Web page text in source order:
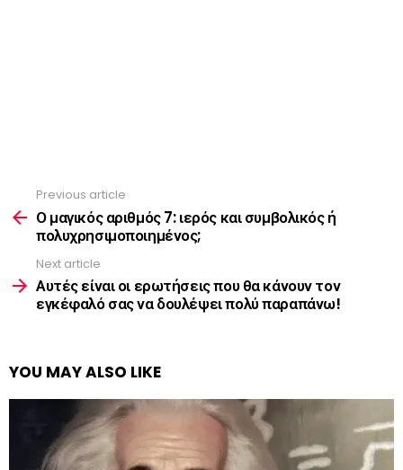
more
Previous article
Ο μαγικός αριθμός 7: ιερός και συμβολικός ή
πολυχρησιμοποιημένος;
Next article
Αυτές είναι οι ερωτήσεις που θα κάνουν τον
εγκέφαλό σας να δουλέψει πολύ παραπάνω!
YOU MAY ALSO LIKE